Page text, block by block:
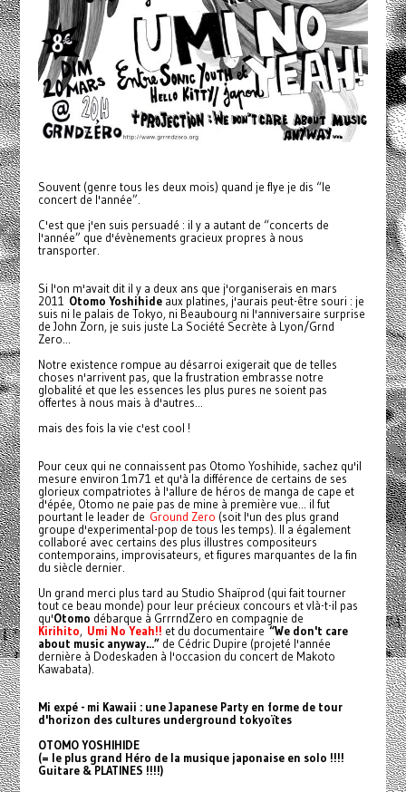
Souvent (genre tous les deux mois) quand je flye je dis “le
concert de l'année”.
C'est que j'en suis persuadé : il y a autant de “concerts de
l'année” que d'évènements gracieux propres à nous
transporter.
Si l'on m'avait dit il y a deux ans que j'organiserais en mars
2011 Otomo Yoshihideaux platines, j'aurais peut-être souri : je
suis ni le palais de Tokyo, ni Beaubourg ni l'anniversaire surprise
de John Zorn, je suis juste La Société Secrète à Lyon/Grnd
Zero...
Notre existence rompue au désarroi exigerait que de telles
choses n'arrivent pas, que la frustration embrasse notre
globalité et que les essences les plus pures ne soient pas
offertes à nous mais à d'autres...
mais des fois la vie c'est cool !
Pour ceux qui ne connaissent pas Otomo Yoshihide, sachez qu'il
mesure environ 1m71 et qu'à la différence de certains de ses
glorieux compatriotes à l'allure de héros de manga de cape et
d'épée, Otomo ne paie pas de mine à première vue... il fut
pourtant le leader de Ground Zero (soit l'un des plus grand
groupe d'experimental-pop de tous les temps). Il a également
collaboré avec certains des plus illustres compositeurs
contemporains, improvisateurs, et figures marquantes de la fin
du siècle dernier.
Un grand merci plus tard au Studio Shaïprod (qui fait tourner
tout ce beau monde) pour leur précieux concours et vlà-t-il pas
qu'Otomo débarque à GrrrndZero en compagnie de
Kirihito, Umi No Yeah!! et du documentaire “We don't care
about music anyway…”de Cédric Dupire (projeté l'année
dernière à Dodeskaden à l'occasion du concert de Makoto
Kawabata).
Mi expé - mi Kawaii : une Japanese Party en forme de tour
d'horizon des cultures underground tokyoïtes
OTOMO YOSHIHIDE
(= le plus grand Héro de la musique japonaise en solo !!!!
Guitare & PLATINES !!!!)